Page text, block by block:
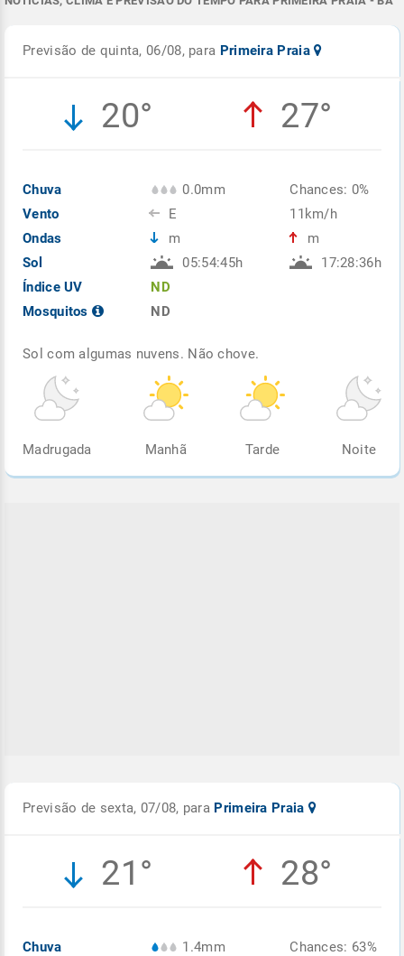
Previsão de quinta, 06/08, para Primeira Praia
20° 27°
Chuva
Vento
Ondas
Sol
Índice UV
Mosquitos
0.0mm
E
m
05:54:45h
ND
ND
Chances: 0%
11km/h
m
17:28:36h
Sol com algumas nuvens. Não chove.
Madrugada Manhã Tarde Noite
Previsão de sexta, 07/08, para Primeira Praia
21° 28°
Chuva
1.4mm
Chances: 63%